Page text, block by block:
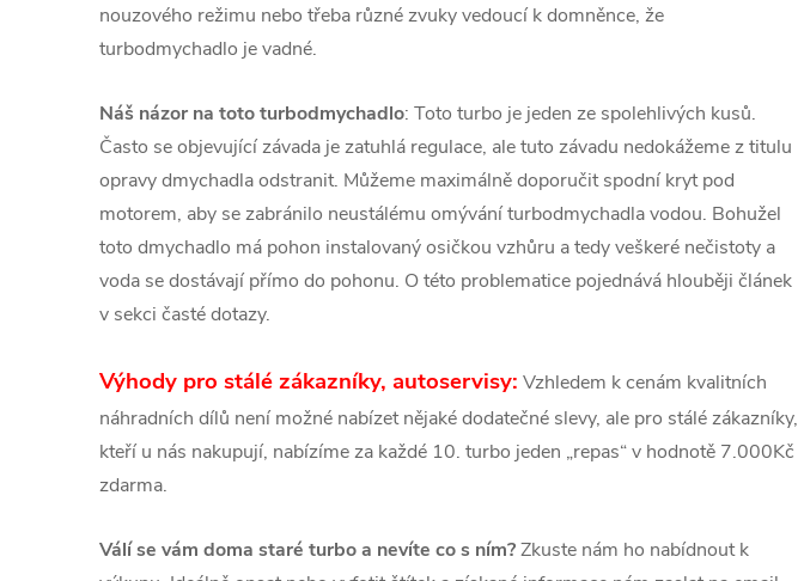
nouzového režimu nebo třeba různé zvuky vedoucí k domněnce, že
turbodmychadlo je vadné.
Náš názor na toto turbodmychadlo: Toto turbo je jeden ze spolehlivých kusů.
Často se objevující závada je zatuhlá regulace, ale tuto závadu nedokážeme z titulu
opravy dmychadla odstranit. Můžeme maximálně doporučit spodní kryt pod
motorem, aby se zabránilo neustálému omývání turbodmychadla vodou. Bohužel
toto dmychadlo má pohon instalovaný osičkou vzhůru a tedy veškeré nečistoty a
voda se dostávají přímo do pohonu. O této problematice pojednává hlouběji článek
v sekci časté dotazy.
Výhody pro stálé zákazníky, autoservisy: Vzhledem k cenám kvalitních
náhradních dílů není možné nabízet nějaké dodatečné slevy, ale pro stálé zákazníky,
kteří u nás nakupují, nabízíme za každé 10. turbo jeden „repas“ v hodnotě 7.000Kč
zdarma.
Válí se vám doma staré turbo a nevíte co s ním?Zkuste nám ho nabídnout k